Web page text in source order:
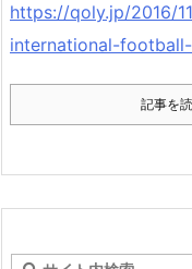
https://qoly.jp/2016/
international-
記事を